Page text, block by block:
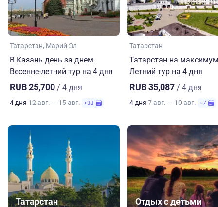
Татарстан Марий Эл
В Казань день за днем.
Весенне-летний тур на 4 дня
RUB 25,700 / 4 дня
4 дня 12 авг. — 15 авг. +33
Татарстан
Татарстан на
Летний тур на 4 дня
RUB 35,087 / 4 дня
4 дня 7 авг. — 10 авг. +7
Татарстан Отдых с детьми